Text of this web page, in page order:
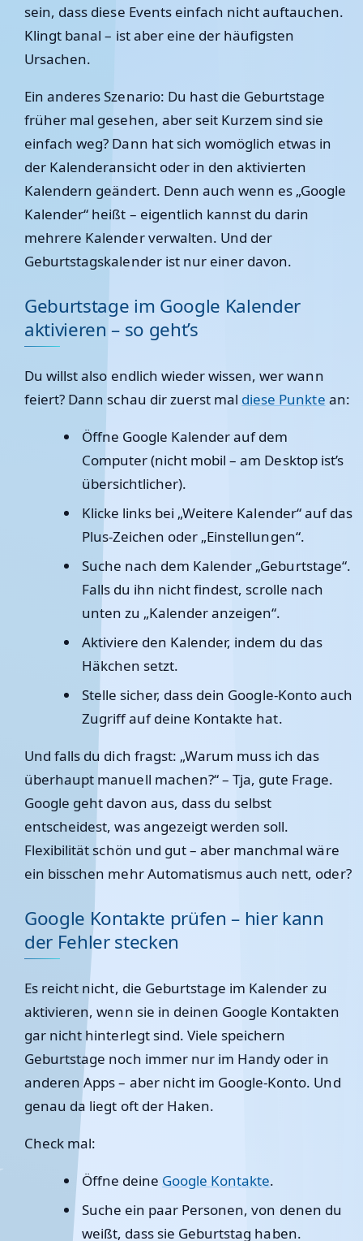
sein, dass diese Events einfach nicht auftauchen.
Klingt banal – ist aber eine der häufigsten
Ursachen.
Ein anderes Szenario: Du hast die Geburtstage
früher mal gesehen, aber seit Kurzem sind sie
einfach weg? Dann hat sich womöglich etwas in
der Kalenderansicht oder in den aktivierten
Kalendern geändert. Denn auch wenn es „Google
Kalender“ heißt – eigentlich kannst du darin
mehrere Kalender verwalten. Und der
Geburtstagskalender ist nur einer davon.
Geburtstage im Google Kalender
aktivieren – so geht’s
Du willst also endlich wieder wissen, wer wann
feiert? Dann schau dir zuerst mal diese Punkte an:
Öffne Google Kalender auf dem
Computer (nicht mobil – am Desktop ist’s
übersichtlicher).
Klicke links bei „Weitere Kalender“ auf das
Plus-Zeichen oder „Einstellungen“.
Suche nach dem Kalender „Geburtstage“.
Falls du ihn nicht findest, scrolle nach
unten zu „Kalender anzeigen“.
Aktiviere den Kalender, indem du das
Häkchen setzt.
Stelle sicher, dass dein Google-Konto auch
Zugriff auf deine Kontakte hat.
Und falls du dich fragst: „Warum muss ich das
überhaupt manuell machen?“ – Tja, gute Frage.
Google geht davon aus, dass du selbst
entscheidest, was angezeigt werden soll.
Flexibilität schön und gut – aber manchmal wäre
ein bisschen mehr Automatismus auch nett, oder?
Google Kontakte prüfen – hier kann
der Fehler stecken
Es reicht nicht, die Geburtstage im Kalender zu
aktivieren, wenn sie in deinen Google Kontakten
gar nicht hinterlegt sind. Viele speichern
Geburtstage noch immer nur im Handy oder in
anderen Apps – aber nicht im Google-Konto. Und
genau da liegt oft der Haken.
Check mal:
Öffne deine Google Kontakte.
Suche ein paar Personen, von denen du
weißt, dass sie Geburtstag haben.